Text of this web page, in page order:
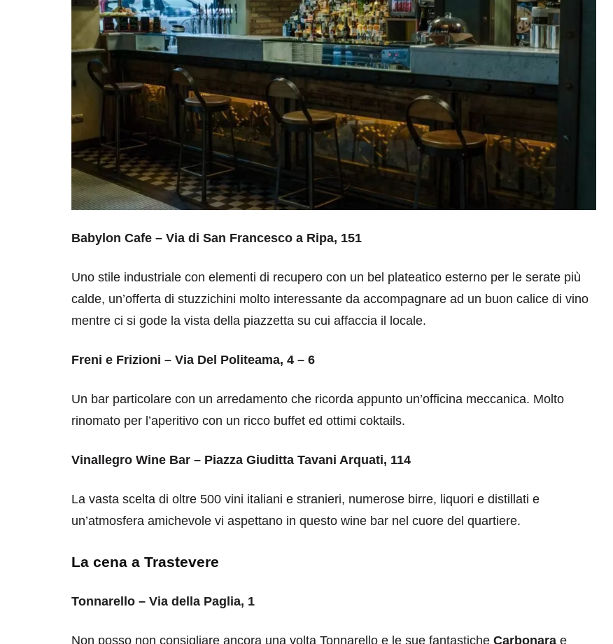
Babylon Cafe – Via di San Francesco a Ripa, 151
Uno stile industriale con elementi di recupero con un bel plateatico esterno per le serate più
calde, un’offerta di stuzzichini molto interessante da accompagnare ad un buon calice di vino
mentre ci si gode la vista della piazzetta su cui affaccia il locale.
Freni e Frizioni – Via Del Politeama, 4 – 6
Un bar particolare con un arredamento che ricorda appunto un’officina meccanica. Molto
rinomato per l’aperitivo con un ricco buffet ed ottimi coktails.
Vinallegro Wine Bar – Piazza Giuditta Tavani Arquati, 114
La vasta scelta di oltre 500 vini italiani e stranieri, numerose birre, liquori e distillati e
un’atmosfera amichevole vi aspettano in questo wine bar nel cuore del quartiere.
La cena a Trastevere
Tonnarello – Via della Paglia, 1
Non posso non consigliare ancora una volta Tonnarello e le sue fantastiche Carbonara e